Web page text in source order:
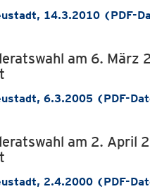
14.3.2010 (PDF-
am 6. März
6.3.2005 (PDF-
am 2. April
2.4.2000 (PDF-